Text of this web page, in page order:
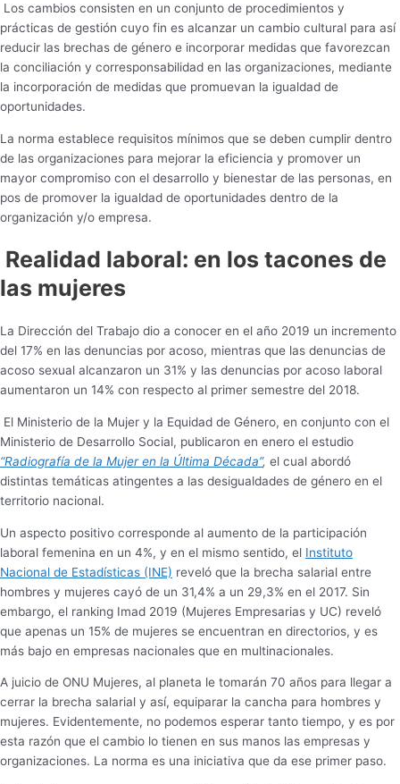
Los cambios consisten en un conjunto de procedimientos y
prácticas de gestión cuyo fin es alcanzar un cambio cultural para así
reducir las brechas de género e incorporar medidas que favorezcan
la conciliación y corresponsabilidad en las organizaciones, mediante
la incorporación de medidas que promuevan la igualdad de
oportunidades.
La norma establece requisitos mínimos que se deben cumplir dentro
de las organizaciones para mejorar la eficiencia y promover un
mayor compromiso con el desarrollo y bienestar de las personas, en
pos de promover la igualdad de oportunidades dentro de la
organización y/o empresa.
Realidad laboral: en los tacones de
las mujeres
La Dirección del Trabajo dio a conocer en el año 2019 un incremento
del 17% en las denuncias por acoso, mientras que las denuncias de
acoso sexual alcanzaron un 31% y las denuncias por acoso laboral
aumentaron un 14% con respecto al primer semestre del 2018.
El Ministerio de la Mujer y la Equidad de Género, en conjunto con el
Ministerio de Desarrollo Social, publicaron en enero el estudio
“Radiografía de la Mujer en la Última Década”, el cual abordó
distintas temáticas atingentes a las desigualdades de género en el
territorio nacional.
Un aspecto positivo corresponde al aumento de la participación
laboral femenina en un 4%, y en el mismo sentido, el Instituto
Nacional de Estadísticas (INE) reveló que la brecha salarial entre
hombres y mujeres cayó de un 31,4% a un 29,3% en el 2017. Sin
embargo, el ranking Imad 2019 (Mujeres Empresarias y UC) reveló
que apenas un 15% de mujeres se encuentran en directorios, y es
más bajo en empresas nacionales que en multinacionales.
A juicio de ONU Mujeres, al planeta le tomarán 70 años para llegar a
cerrar la brecha salarial y así, equiparar la cancha para hombres y
mujeres. Evidentemente, no podemos esperar tanto tiempo, y es por
esta razón que el cambio lo tienen en sus manos las empresas y
organizaciones. La norma es una iniciativa que da ese primer paso.